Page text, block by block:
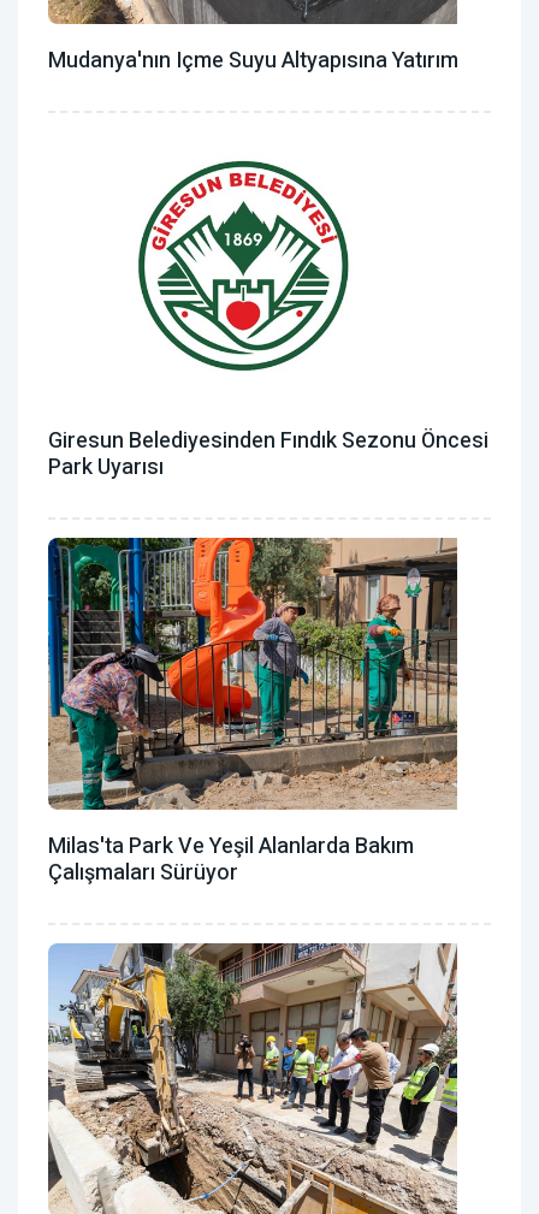
Mudanya'nın Içme Suyu Altyapısına Yatırım
Giresun Belediyesinden Fındık Sezonu Öncesi
Park Uyarısı
Milas'ta Park Ve Yeşil Alanlarda Bakım
Çalışmaları Sürüyor